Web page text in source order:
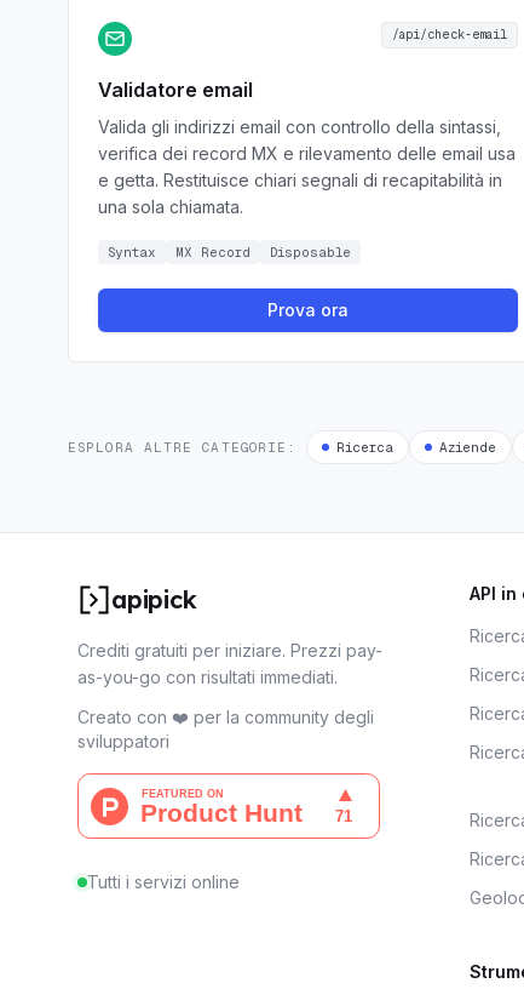
/api/check-email
Validatore email
Valida gli indirizzi email con controllo della sintassi,
verifica dei record MX e rilevamento delle email usa
e getta. Restituisce chiari segnali di recapitabilità in
una sola chiamata.
Syntax MX Record Disposable
Prova ora
ESPLORA ALTRE CATEGORIE: Ricerca Aziende
apipick
Crediti gratuiti per iniziare. Prezzi pay-
as-you-go con risultati immediati.
Creato con ❤️ per la community degli
sviluppatori
Tutti i servizi online
API in